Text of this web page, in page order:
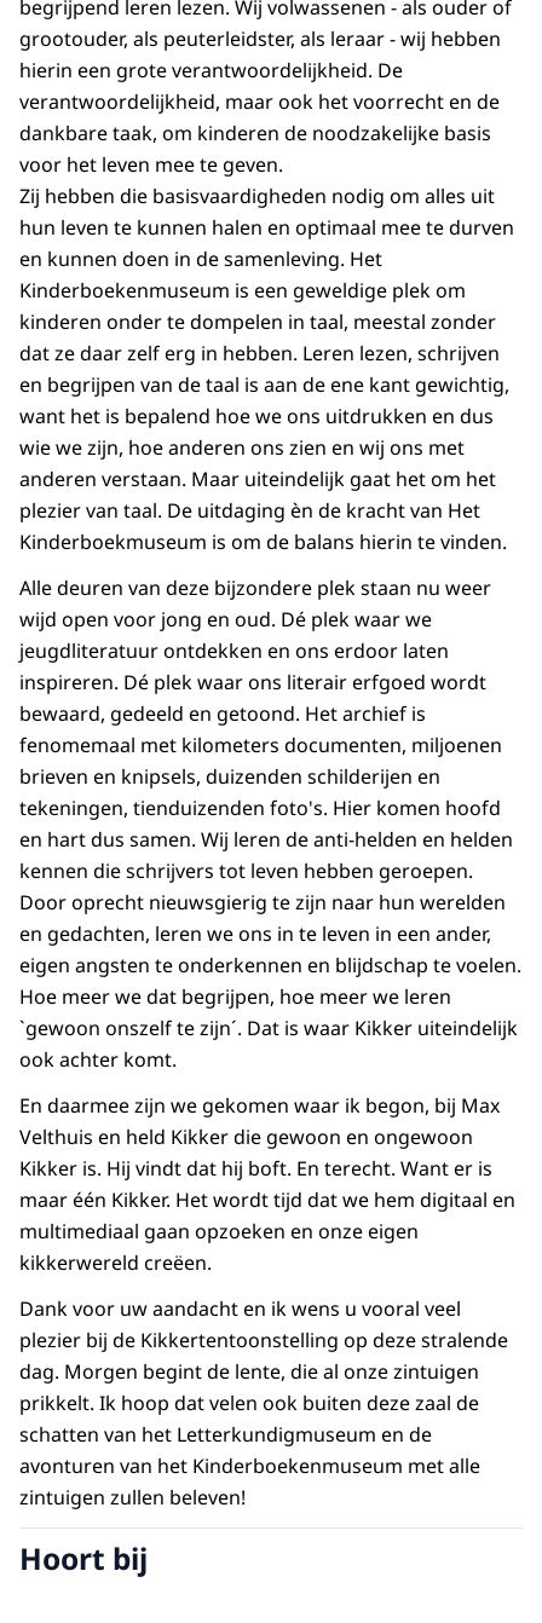
begrijpend leren lezen. Wij volwassenen - als ouder of
grootouder, als peuterleidster, als leraar - wij hebben
hierin een grote verantwoordelijkheid. De
verantwoordelijkheid, maar ook het voorrecht en de
dankbare taak, om kinderen de noodzakelijke basis
voor het leven mee te geven.
Zij hebben die basisvaardigheden nodig om alles uit
hun leven te kunnen halen en optimaal mee te durven
en kunnen doen in de samenleving. Het
Kinderboekenmuseum is een geweldige plek om
kinderen onder te dompelen in taal, meestal zonder
dat ze daar zelf erg in hebben. Leren lezen, schrijven
en begrijpen van de taal is aan de ene kant gewichtig,
want het is bepalend hoe we ons uitdrukken en dus
wie we zijn, hoe anderen ons zien en wij ons met
anderen verstaan. Maar uiteindelijk gaat het om het
plezier van taal. De uitdaging èn de kracht van Het
Kinderboekmuseum is om de balans hierin te vinden.
Alle deuren van deze bijzondere plek staan nu weer
wijd open voor jong en oud. Dé plek waar we
jeugdliteratuur ontdekken en ons erdoor laten
inspireren. Dé plek waar ons literair erfgoed wordt
bewaard, gedeeld en getoond. Het archief is
fenomemaal met kilometers documenten, miljoenen
brieven en knipsels, duizenden schilderijen en
tekeningen, tienduizenden foto's. Hier komen hoofd
en hart dus samen. Wij leren de anti-helden en helden
kennen die schrijvers tot leven hebben geroepen.
Door oprecht nieuwsgierig te zijn naar hun werelden
en gedachten, leren we ons in te leven in een ander,
eigen angsten te onderkennen en blijdschap te voelen.
Hoe meer we dat begrijpen, hoe meer we leren
`gewoon onszelf te zijn´. Dat is waar Kikker uiteindelijk
ook achter komt.
En daarmee zijn we gekomen waar ik begon, bij Max
Velthuis en held Kikker die gewoon en ongewoon
Kikker is. Hij vindt dat hij boft. En terecht. Want er is
maar één Kikker. Het wordt tijd dat we hem digitaal en
multimediaal gaan opzoeken en onze eigen
kikkerwereld creëen.
Dank voor uw aandacht en ik wens u vooral veel
plezier bij de Kikkertentoonstelling op deze stralende
dag. Morgen begint de lente, die al onze zintuigen
prikkelt. Ik hoop dat velen ook buiten deze zaal de
schatten van het Letterkundigmuseum en de
avonturen van het Kinderboekenmuseum met alle
zintuigen zullen beleven!
Hoort bij